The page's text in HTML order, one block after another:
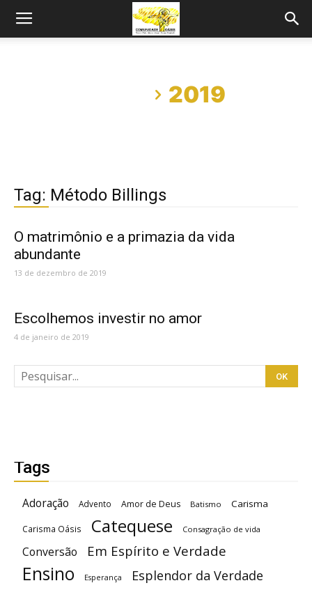
2019
Tag: Método Billings
O matrimônio e a primazia da vida
abundante
13 de dezembro de 2019
Escolhemos investir no amor
4 de janeiro de 2019
Tags
Adoração Advento Amor de Deus Batismo Carisma
Carisma Oásis Catequese Consagração de vida
Conversão Em Espírito e Verdade
Ensino Esperança Esplendor da Verdade